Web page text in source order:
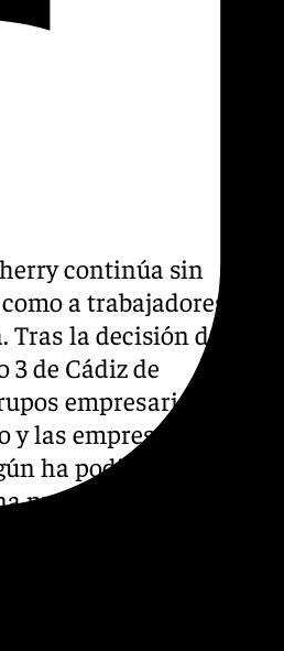
continúa sin
a trabajadores y
la decisión del
3 de Cádiz de
empresariales
las empresas
ha podido saber
nueva alegación con
los meses de
este recurso en los
pueda modificar
en cierre. Salvo un